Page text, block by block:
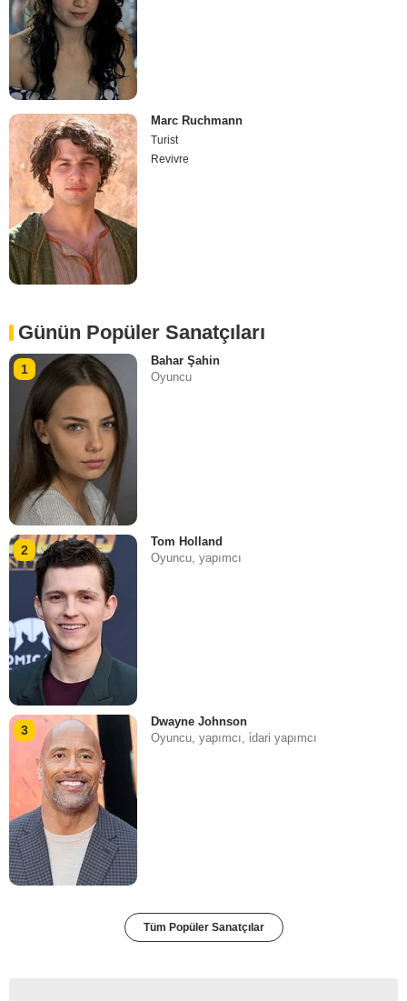
Marc Ruchmann
Turist
Revivre
Günün Popüler Sanatçıları
1
Bahar Şahin
Oyuncu
2
Tom Holland
Oyuncu, yapımcı
3
Dwayne Johnson
Oyuncu, yapımcı, i̇dari yapımcı
Tüm Popüler Sanatçılar